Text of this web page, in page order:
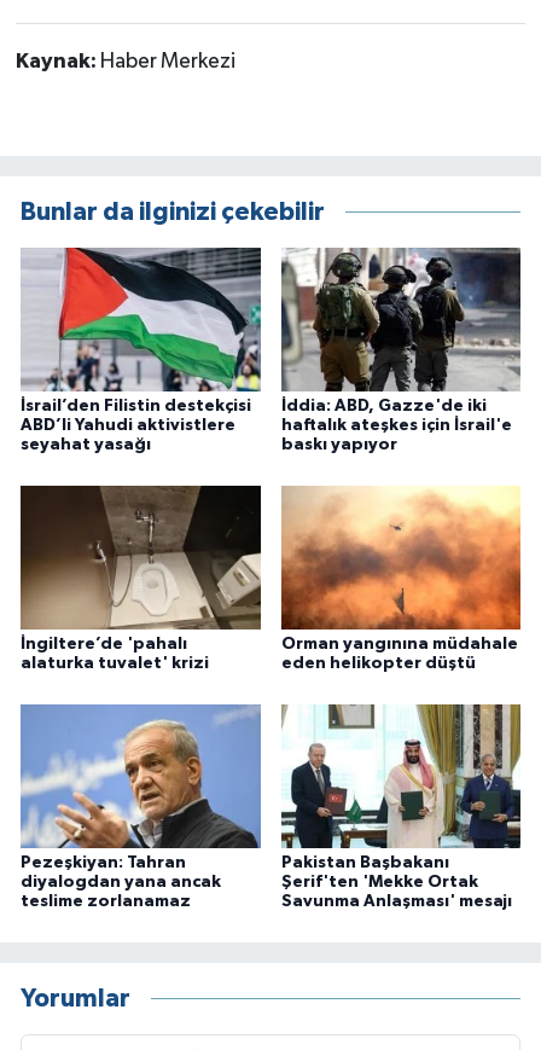
Kaynak: Haber Merkezi
Bunlar da ilginizi çekebilir
İsrail’den Filistin destekçisi
ABD’li Yahudi aktivistlere
seyahat yasağı
İddia: ABD, Gazze'de iki
haftalık ateşkes için İsrail'e
baskı yapıyor
İngiltere’de 'pahalı
alaturka tuvalet' krizi
Orman yangınına müdahale
eden helikopter düştü
Pezeşkiyan: Tahran
diyalogdan yana ancak
teslime zorlanamaz
Pakistan Başbakanı
Şerif'ten 'Mekke Ortak
Savunma Anlaşması' mesajı
Yorumlar